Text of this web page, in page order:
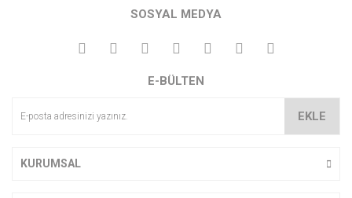
kullanarak tarafımıza iletebilirsiniz.
Görüş ve önerileriniz için teşekkür ederiz.
Ürün açıklamasında eksik bilgiler bulunuyor.
SOSYAL MEDYA
E-BÜLTEN
EKLE
KURUMSAL